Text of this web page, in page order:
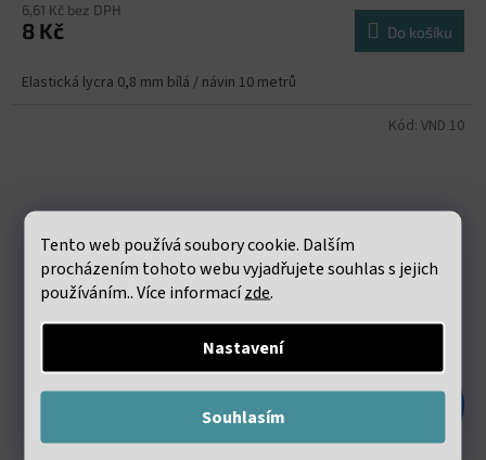
Tento web používá soubory cookie. Dalším
procházením tohoto webu vyjadřujete souhlas s jejich
používáním.. Více informacízde.
Nastavení
Souhlasím
6,61 Kč bez DPH
8 Kč Do košíku
Elastická lycra 0,8 mm bílá / návin 10 metrů
Kód: VND 10